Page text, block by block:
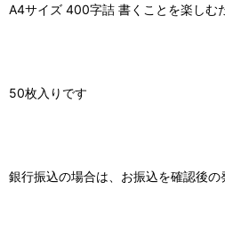
A4サイズ 400字詰 書くことを楽しむ
50枚入りです
銀行振込の場合は、お振込を確認後の